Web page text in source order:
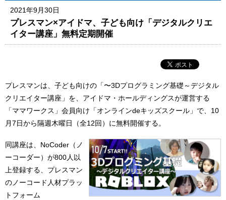
2021年9月30日
プレスマン×アイドマ、子ども向け「デジタルクリエ
イター講座」無料定期開催
プレスマンは、子ども向けの「〜3Dプログラミング基礎～デジタル
クリエイター講座」を、アイドマ・ホールディングスが運営する
「ママワークス」会員向け「オンラインdeキッズスクール」で、10
月7日から隔週木曜日（全12回）に無料開催する。
同講座は、NoCoder（ノ
ーコーダー）が800人以
上登録する、プレスマン
のノーコード人材プラッ
トフォーム